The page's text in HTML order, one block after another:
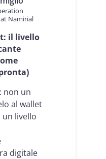
Namirial
il livello
non un
al wallet
livello
digitale